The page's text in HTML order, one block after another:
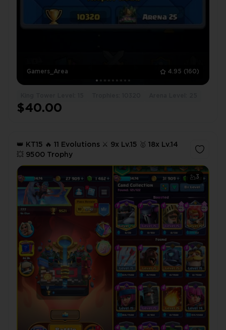
Gamers_Area 4.95 (160)
$40.00
3
👑 KT15 🔥 11 Evolutions ⚔️ 9x Lv.15 🥇 18x Lv.14
💥 9500 Trophy